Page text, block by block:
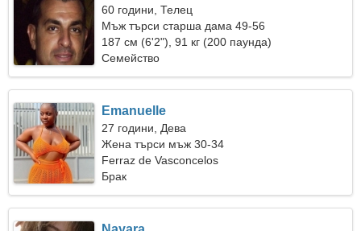
60 години, Телец
Мъж търси старша дама 49-56
187 см (6'2"), 91 кг (200 паунда)
Семейство
Emanuelle
27 години, Дева
Жена търси мъж 30-34
Ferraz de Vasconcelos
Брак